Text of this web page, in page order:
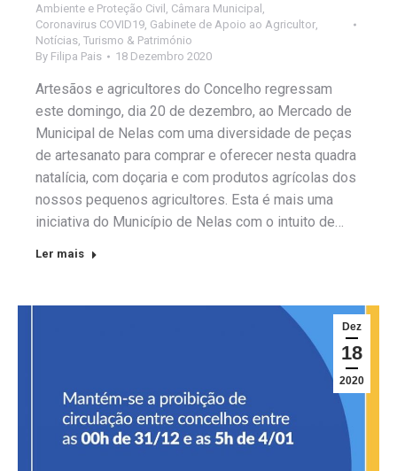
Ambiente e Proteção Civil Câmara Municipal
Coronavirus COVID19 Gabinete de Apoio ao Agricultor
Notícias Turismo & Património
By Filipa Pais 18 Dezembro 2020
Artesãos e agricultores do Concelho regressam
este domingo, dia 20 de dezembro, ao Mercado de
Municipal de Nelas com uma diversidade de peças
de artesanato para comprar e oferecer nesta quadra
natalícia, com doçaria e com produtos agrícolas dos
nossos pequenos agricultores. Esta é mais uma
iniciativa do Município de Nelas com o intuito de…
Ler mais
Dez
18
2020